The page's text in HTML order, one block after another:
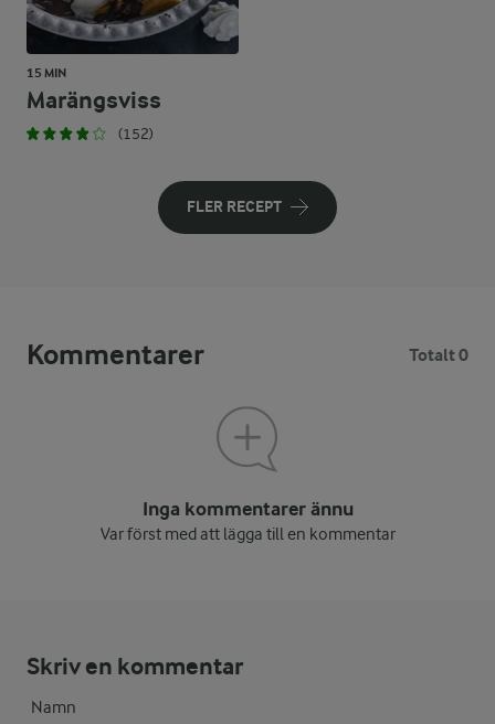
15 MIN
Marängsviss
(152)
FLER RECEPT
Kommentarer Totalt 0
Inga kommentarer ännu
Var först med att lägga till en kommentar
Skriv en kommentar
Namn